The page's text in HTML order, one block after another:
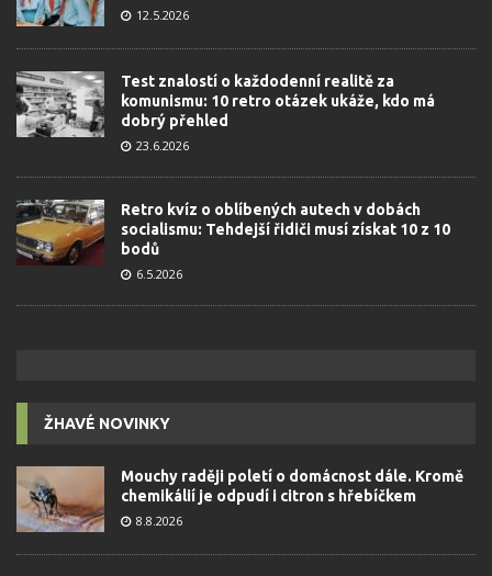
12.5.2026
Test znalostí o každodenní realitě za
komunismu: 10 retro otázek ukáže, kdo má
dobrý přehled
23.6.2026
Retro kvíz o oblíbených autech v dobách
socialismu: Tehdejší řidiči musí získat 10 z 10
bodů
6.5.2026
ŽHAVÉ NOVINKY
Mouchy raději poletí o domácnost dále. Kromě
chemikálií je odpudí i citron s hřebíčkem
8.8.2026